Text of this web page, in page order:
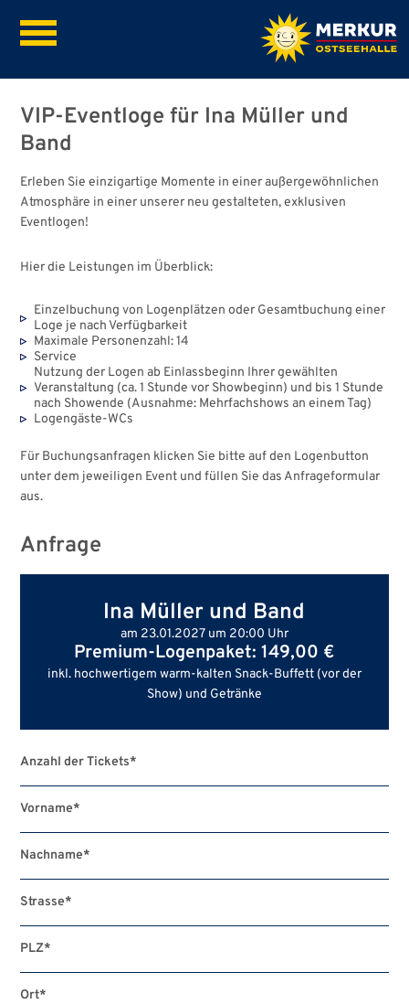
VIP-Eventloge für Ina Müller und
Band
Erleben Sie einzigartige Momente in einer außergewöhnlichen
Atmosphäre in einer unserer neu gestalteten, exklusiven
Eventlogen!
Hier die Leistungen im Überblick:
Einzelbuchung von Logenplätzen oder Gesamtbuchung einer
Loge je nach Verfügbarkeit
Maximale Personenzahl: 14
Service
Nutzung der Logen ab Einlassbeginn Ihrer gewählten
Veranstaltung (ca. 1 Stunde vor Showbeginn) und bis 1 Stunde
nach Showende (Ausnahme: Mehrfachshows an einem Tag)
Logengäste-WCs
Für Buchungsanfragen klicken Sie bitte auf den Logenbutton
unter dem jeweiligen Event und füllen Sie das Anfrageformular
aus.
Anfrage
Ina Müller und Band
am 23.01.2027 um 20:00 Uhr
Premium-Logenpaket: 149,00 €
inkl. hochwertigem warm-kalten Snack-Buffett (vor der
Show) und Getränke
Anzahl der Tickets*
Vorname*
Nachname*
Strasse*
PLZ*
Ort*